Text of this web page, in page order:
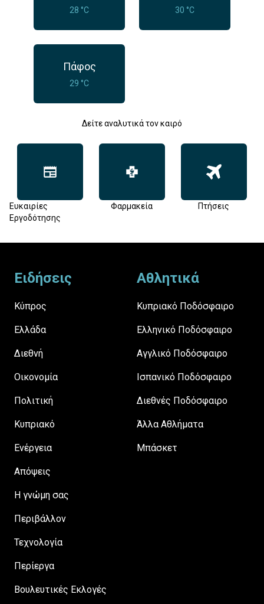
28 °C 30 °C
Πάφος
29 °C
Δείτε αναλυτικά τον καιρό
Ευκαιρίες
Εργοδότησης
Φαρμακεία Πτήσεις
Ειδήσεις
Κύπρος
Ελλάδα
Διεθνή
Οικονομία
Πολιτική
Κυπριακό
Ενέργεια
Απόψεις
H γνώμη σας
Περιβάλλον
Τεχνολογία
Περίεργα
Βουλευτικές Εκλογές
Αθλητικά
Κυπριακό Ποδόσφαιρο
Ελληνικό Ποδόσφαιρο
Αγγλικό Ποδόσφαιρο
Ισπανικό Ποδόσφαιρο
Διεθνές Ποδόσφαιρο
Άλλα Αθλήματα
Μπάσκετ